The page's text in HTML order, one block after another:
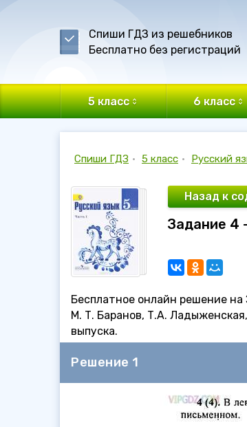
Спиши ГДЗ из решебников
Бесплатно без регистраций
5 класс 6 класс
Спиши ГДЗ • 5 класс • Русский
Назад к
Задание 4
Бесплатное онлайн решение на
М. Т. Баранов, Т.А.
выпуска.
Решение 1